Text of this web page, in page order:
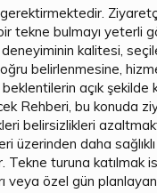
tekne bulmayı yeterli
kalitesi,
belirlenmesine,
açık şekilde
Rehberi, bu konuda
belirsizlikleri
üzerinden daha
Tekne turuna katılmak
veya özel gün